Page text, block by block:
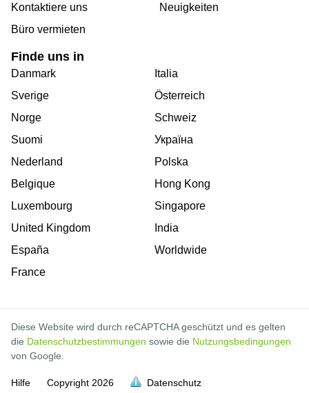
voll
voll
voll
voll
voll
voll
voll
voll
voll
voll
voll
voll
voll
voll
voll
Kontaktiere uns
Büro vermieten
Neuigkeiten
Finde uns in
Danmark
Sverige
Norge
Suomi
Nederland
Belgique
Luxembourg
United Kingdom
España
France
Italia
Österreich
Schweiz
Україна
Polska
Hong Kong
Singapore
India
Worldwide
Diese Website wird durch reCAPTCHA geschützt und es gelten
die Datenschutzbestimmungen sowie die Nutzungsbedingungen
von Google.
Hilfe Copyright 2026 Datenschutz